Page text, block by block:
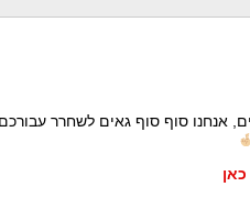
סוף סוף גאים לשחרר